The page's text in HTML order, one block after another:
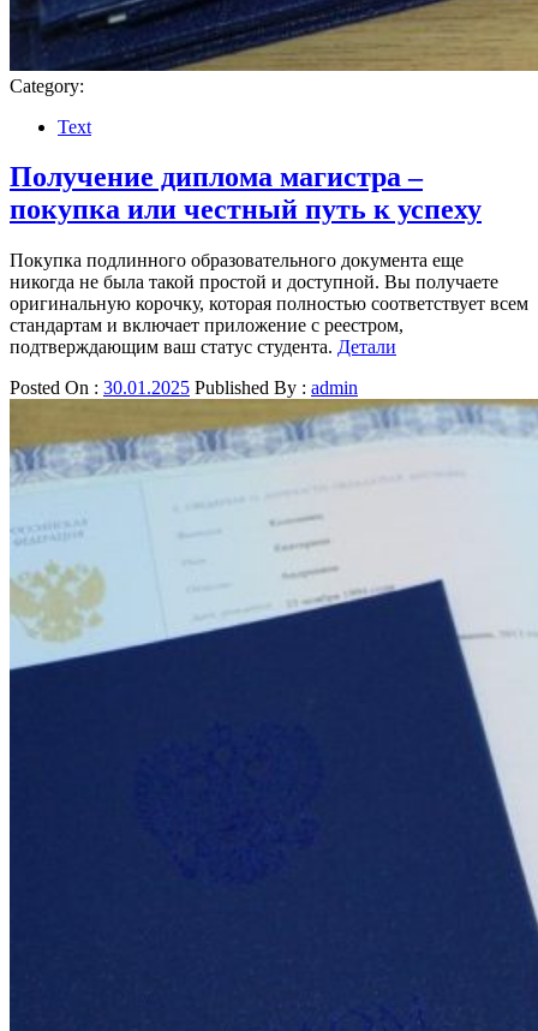
Category:
Text
Получение диплома магистра –
покупка или честный путь к успеху
Покупка подлинного образовательного документа еще
никогда не была такой простой и доступной. Вы получаете
оригинальную корочку, которая полностью соответствует всем
стандартам и включает приложение с реестром,
подтверждающим ваш статус студента. Детали
Posted On : 30.01.2025 Published By : admin